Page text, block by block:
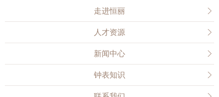
走进恒丽
人才资源
新闻中心
钟表知识